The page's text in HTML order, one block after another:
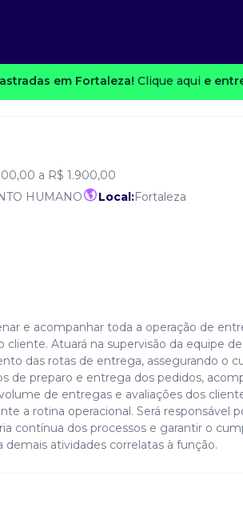
em Fortaleza! Clique aqui e
a R$ 1.900,00
HUMANO Local:Fortaleza
e acompanhar toda a operação de
Atuará na supervisão da equipe
das rotas de entrega, assegurando o
de preparo e entrega dos pedidos,
de entregas e avaliações dos
a rotina operacional. Será responsável
contínua dos processos e garantir o
atividades correlatas à função.